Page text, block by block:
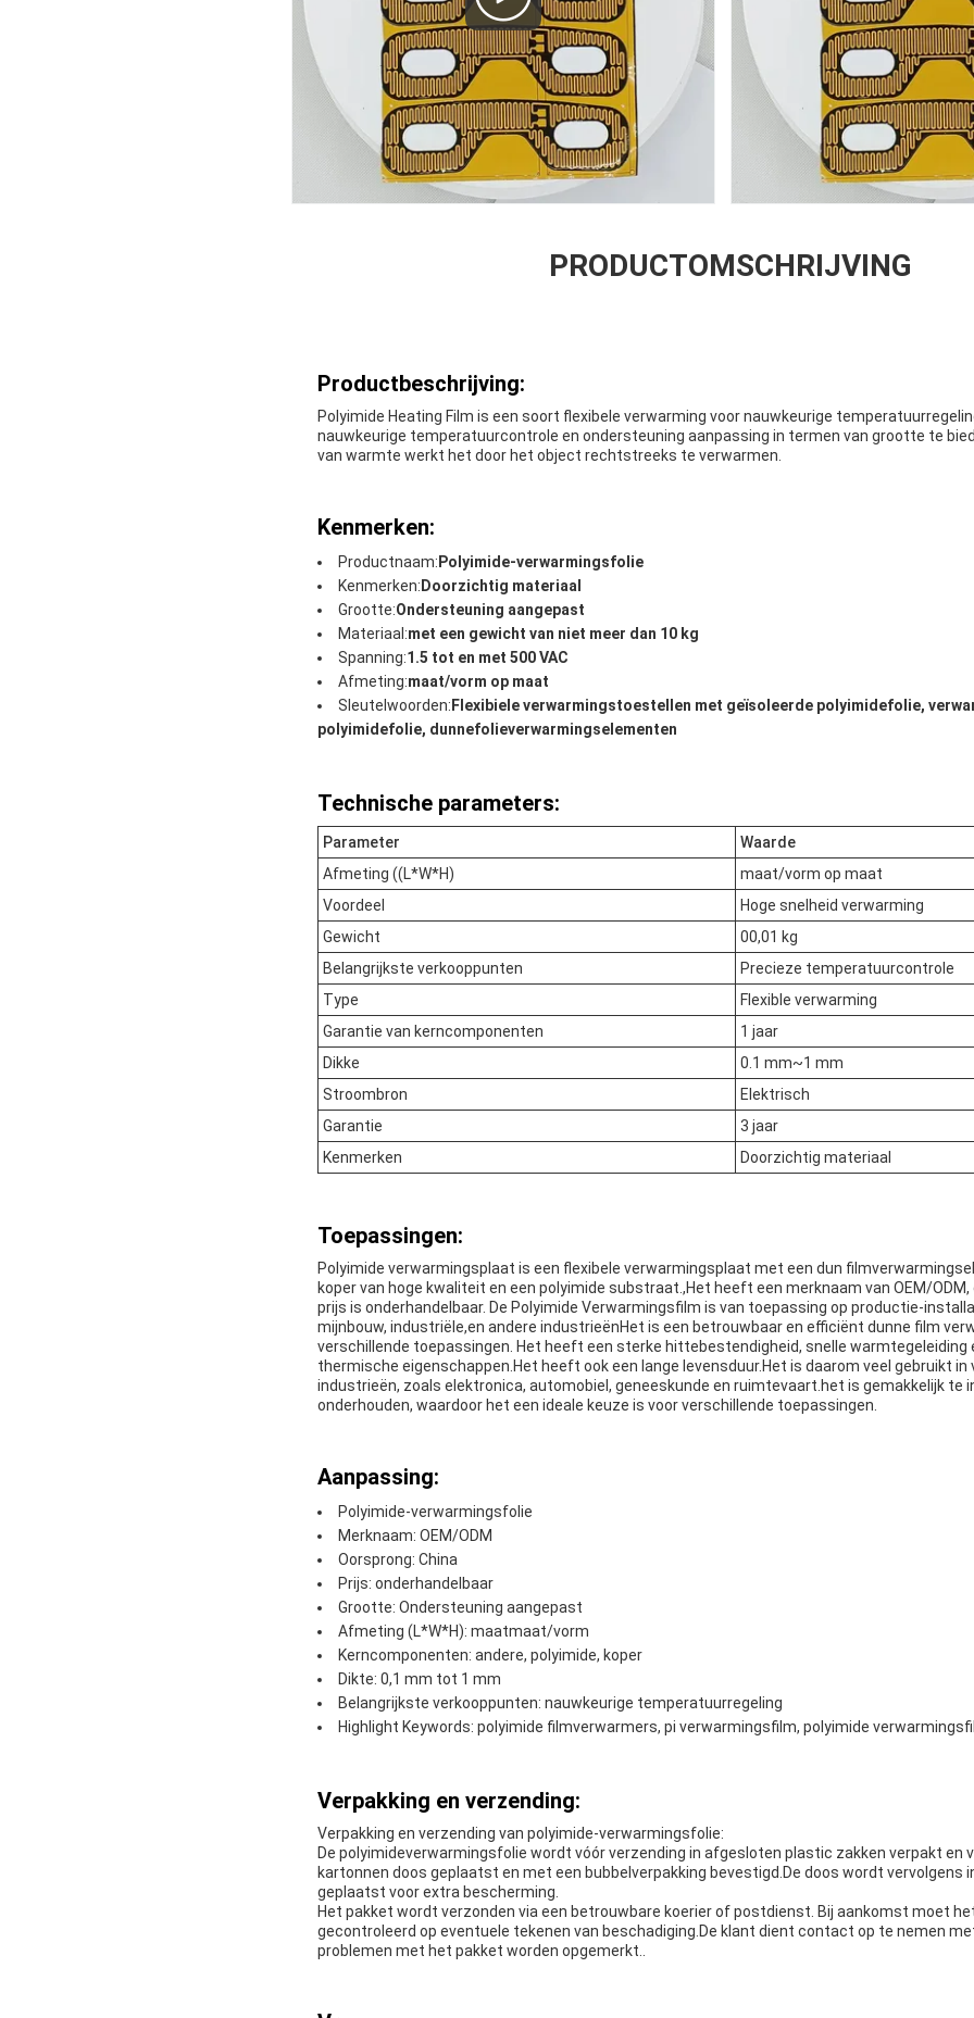
PRODUCTOMSCHRIJVING
Productbeschrijving:
Polyimide Heating Film is een soort flexibele verwarming voor nauwkeurige
nauwkeurige temperatuurcontrole en ondersteuning aanpassing in termen van grootte te
van warmte werkt het door het object rechtstreeks te verwarmen.
Kenmerken:
Productnaam: Polyimide-verwarmingsfolie
Kenmerken: Doorzichtig materiaal
Grootte:Ondersteuning aangepast
Materiaal:met een gewicht van niet meer dan 10 kg
Spanning:1.5 tot en met 500 VAC
Afmeting:maat/vorm op maat
Sleutelwoorden: Flexibiele verwarmingstoestellen met geïsoleerde polyimidefolie,
polyimidefolie, dunnefolieverwarmingselementen
Technische parameters:
Parameter
Waarde
Afmeting ((L*W*H)
maat/vorm op maat
Voordeel
Hoge snelheid verwarming
Gewicht
00,01 kg
Belangrijkste verkooppunten
Precieze temperatuurcontrole
Type
Flexible verwarming
Garantie van kerncomponenten
1 jaar
Dikke
0.1 mm~1 mm
Stroombron
Elektrisch
Garantie
3 jaar
Kenmerken
Doorzichtig materiaal
Toepassingen:
Polyimide verwarmingsplaat is een flexibele verwarmingsplaat met een dun
koper van hoge kwaliteit en een polyimide substraat.,Het heeft een merknaam van OEM/ODM,
prijs is onderhandelbaar. De Polyimide Verwarmingsfilm is van toepassing op productie-
mijnbouw, industriële,en andere industrieënHet is een betrouwbaar en efficiënt dunne film
verschillende toepassingen. Het heeft een sterke hittebestendigheid, snelle warmtegeleiding
thermische eigenschappen.Het heeft ook een lange levensduur.Het is daarom veel gebruikt in
industrieën, zoals elektronica, automobiel, geneeskunde en ruimtevaart.het is gemakkelijk te
onderhouden, waardoor het een ideale keuze is voor verschillende toepassingen.
Aanpassing:
Polyimide-verwarmingsfolie
Merknaam: OEM/ODM
Oorsprong: China
Prijs: onderhandelbaar
Grootte: Ondersteuning aangepast
Afmeting (L*W*H): maatmaat/vorm
Kerncomponenten: andere, polyimide, koper
Dikte: 0,1 mm tot 1 mm
Belangrijkste verkooppunten: nauwkeurige temperatuurregeling
Highlight Keywords: polyimide filmverwarmers, pi verwarmingsfilm, polyimide
Verpakking en verzending:
Verpakking en verzending van polyimide-verwarmingsfolie:
De polyimideverwarmingsfolie wordt vóór verzending in afgesloten plastic zakken verpakt en
kartonnen doos geplaatst en met een bubbelverpakking bevestigd.De doos wordt vervolgens
geplaatst voor extra bescherming.
Het pakket wordt verzonden via een betrouwbare koerier of postdienst. Bij aankomst moet
gecontroleerd op eventuele tekenen van beschadiging.De klant dient contact op te nemen
problemen met het pakket worden opgemerkt..